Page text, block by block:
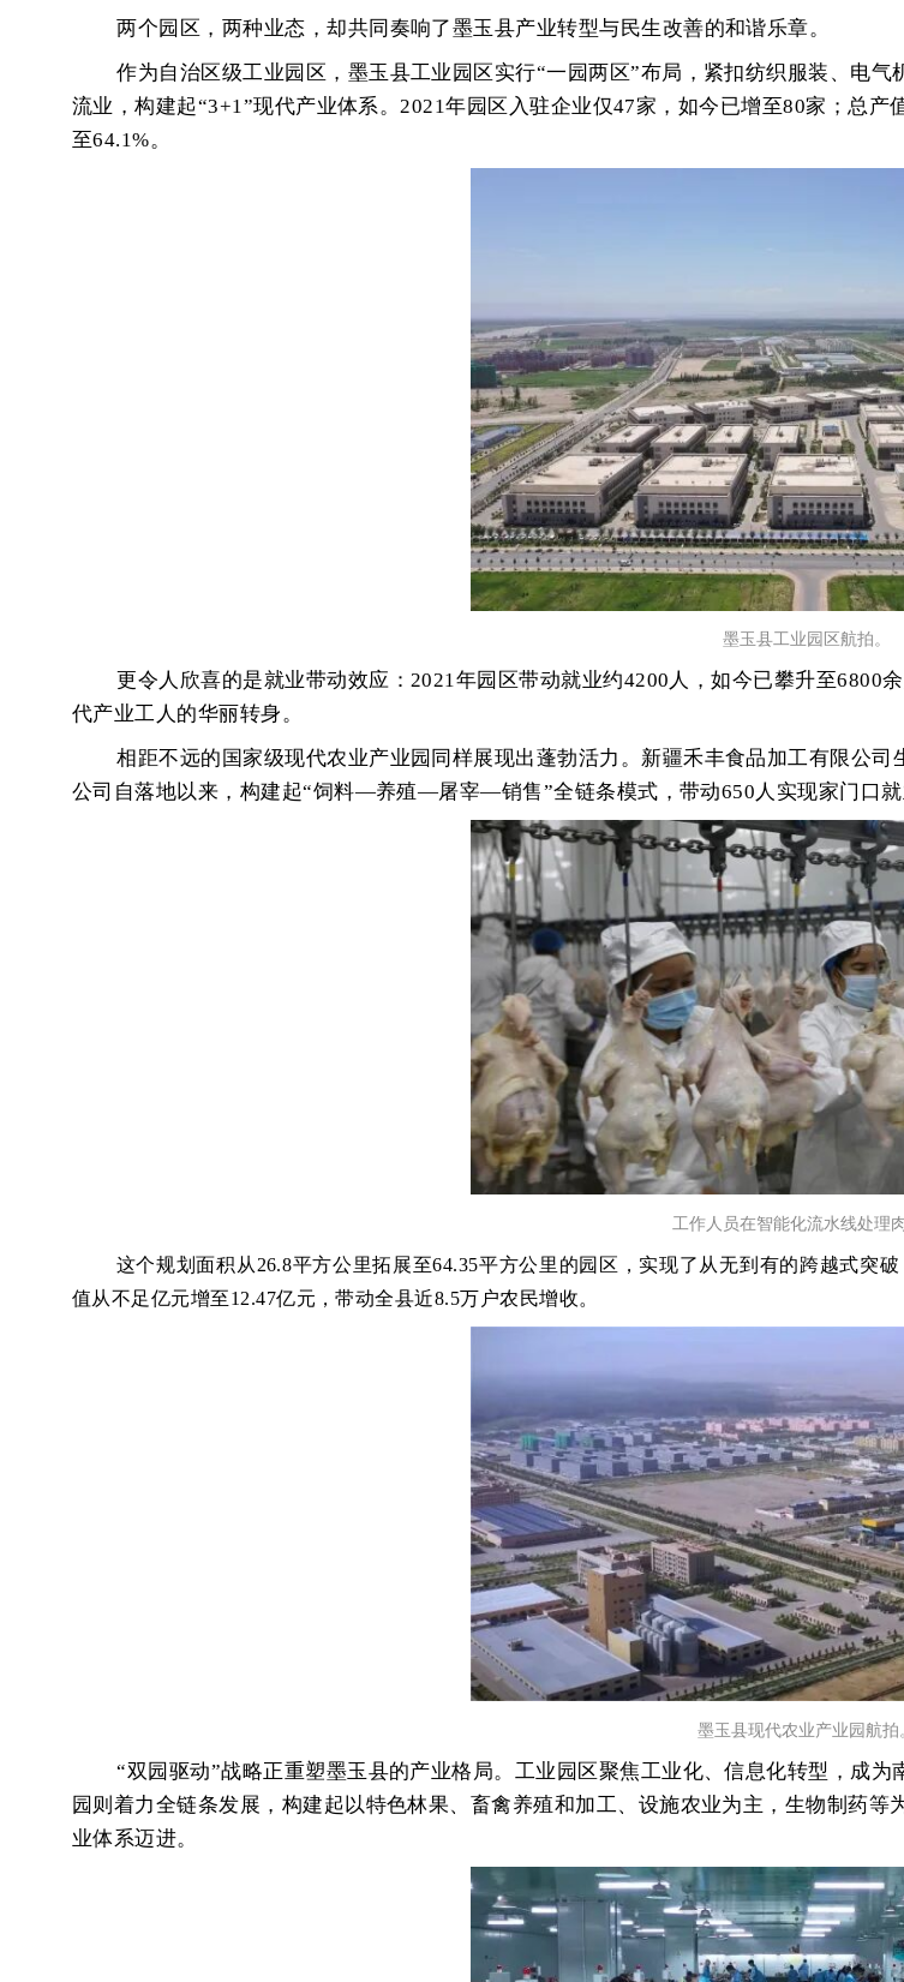
两个园区，两种业态，却共同奏响了墨玉县产业转型与民生改善的和谐乐章。
作为自治区级工业园区，墨玉县工业园区实行“一园两区”布局，紧扣纺织服装、电
流业，构建起“3+1”现代产业体系。2021年园区入驻企业仅47家，如今已增至80家；总
至64.1%。
墨玉县工业园区航拍。
更令人欣喜的是就业带动效应：2021年园区带动就业约4200人，如今已攀升至6800
代产业工人的华丽转身。
相距不远的国家级现代农业产业园同样展现出蓬勃活力。新疆禾丰食品加工有限公
公司自落地以来，构建起“饲料—养殖—屠宰—销售”全链条模式，带动650人实现家门口就
工作人员在智能化流水线处理
这个规划面积从 26.8平方公里拓展至64.35平方公里的园区，实现了从无到有的跨越式突
值从不足亿元增至12.47亿元，带动全县近8.5万户农民增收。
墨玉县现代农业产业园航拍
“双园驱动”战略正重塑墨玉县的产业格局。工业园区聚焦工业化、信息化转型，成
园则着力全链条发展，构建起以特色林果、畜禽养殖和加工、设施农业为主，生物制药
业体系迈进。